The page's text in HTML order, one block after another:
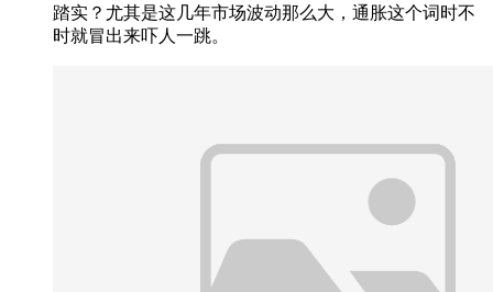
踏实？尤其是这几年市场波动那么大，通胀这个词时不
时就冒出来吓人一跳。